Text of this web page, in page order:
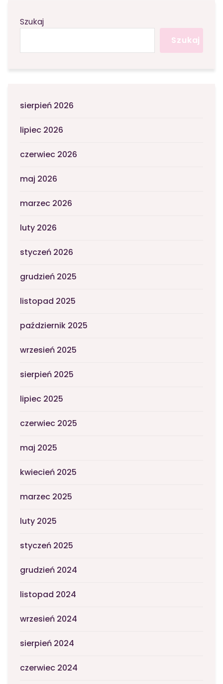
Szukaj
Szukaj
sierpień 2026
lipiec 2026
czerwiec 2026
maj 2026
marzec 2026
luty 2026
styczeń 2026
grudzień 2025
listopad 2025
październik 2025
wrzesień 2025
sierpień 2025
lipiec 2025
czerwiec 2025
maj 2025
kwiecień 2025
marzec 2025
luty 2025
styczeń 2025
grudzień 2024
listopad 2024
wrzesień 2024
sierpień 2024
czerwiec 2024